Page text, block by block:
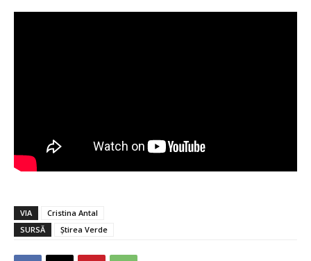
VIA
Cristina Antal
SURSĂ
Știrea Verde